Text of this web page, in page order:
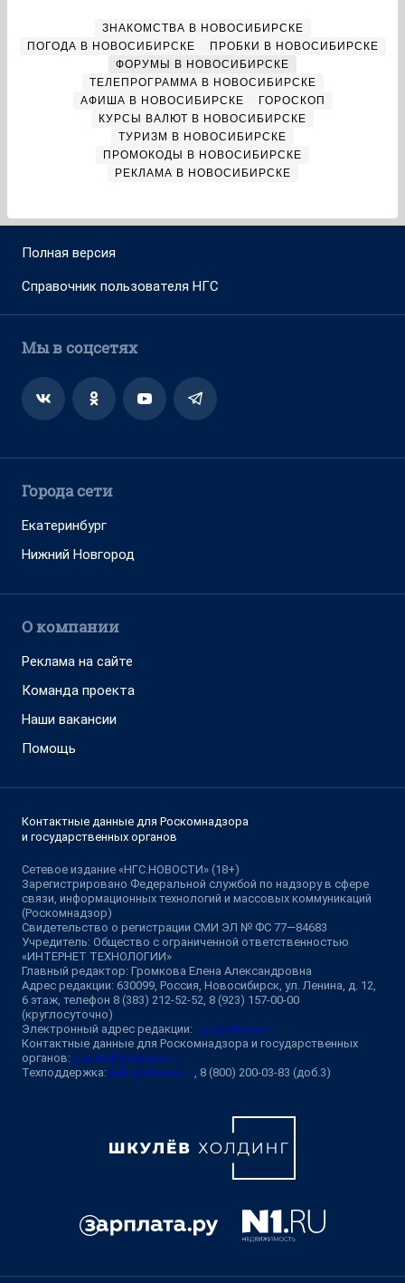
ЗНАКОМСТВА В НОВОСИБИРСКЕ
ПОГОДА В НОВОСИБИРСКЕ
ПРОБКИ В НОВОСИБИРСКЕ
ФОРУМЫ В НОВОСИБИРСКЕ
ТЕЛЕПРОГРАММА В НОВОСИБИРСКЕ
АФИША В НОВОСИБИРСКЕ
ГОРОСКОП
КУРСЫ ВАЛЮТ В НОВОСИБИРСКЕ
ТУРИЗМ В НОВОСИБИРСКЕ
ПРОМОКОДЫ В НОВОСИБИРСКЕ
РЕКЛАМА В НОВОСИБИРСКЕ
Полная версия
Справочник пользователя НГС
Мы в соцсетях
Города сети
Екатеринбург
Нижний Новгород
О компании
Реклама на сайте
Команда проекта
Наши вакансии
Помощь
Контактные данные для Роскомнадзора
и государственных органов
Сетевое издание «НГС.НОВОСТИ» (18+)
Зарегистрировано Федеральной службой по надзору в сфере
связи, информационных технологий и массовых коммуникаций
(Роскомнадзор)
Свидетельство о регистрации СМИ ЭЛ № ФС 77—84683
Учредитель: Общество с ограниченной ответственностью
«ИНТЕРНЕТ ТЕХНОЛОГИИ»
Главный редактор: Громкова Елена Александровна
Адрес редакции: 630099, Россия, Новосибирск, ул. Ленина, д. 12,
6 этаж, телефон 8 (383) 212-52-52, 8 (923) 157-00-00
(круглосуточно)
Электронный адрес редакции: ngs@shkulev.ru
Контактные данные для Роскомнадзора и государственных
органов: juristnsk@shkulev.ru
Техподдержка: help@shkulev.ru, 8 (800) 200-03-83 (доб.3)